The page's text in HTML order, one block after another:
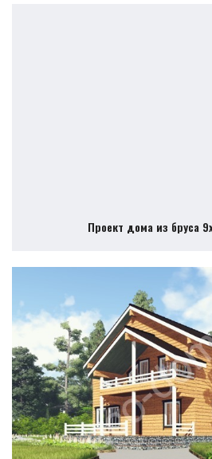
Проект дома из бруса